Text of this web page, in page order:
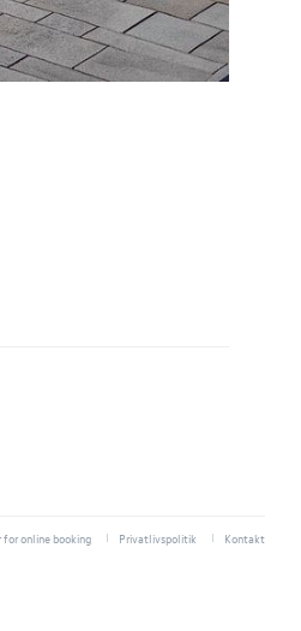
for online booking Privatlivspolitik Kontakt